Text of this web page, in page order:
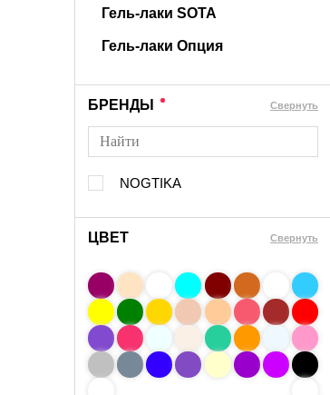
Гель-лаки SOTA
Гель-лаки Опция
БРЕНДЫ Cвернуть
NOGTIKA
ЦВЕТ Свернуть